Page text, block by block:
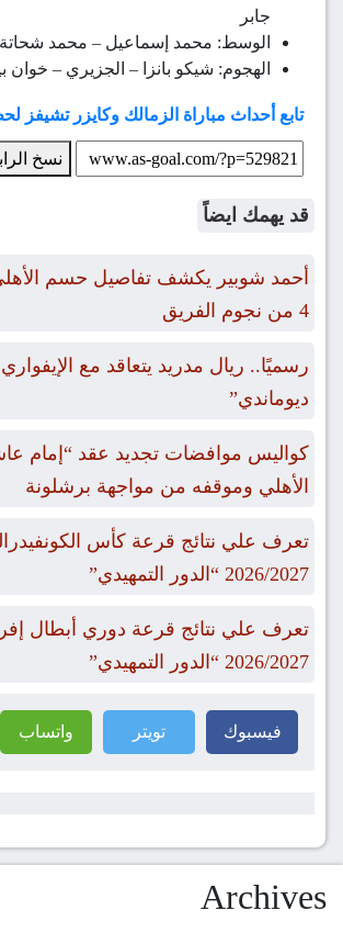
جابر
الوسط: محمد إسماعيل – محمد
الهجوم: شيكو بانزا – الجزيري – خوان
تابع أحداث مباراة الزمالك وكايزر تشيفز
نسخ
قد يهمك ايضاً
أحمد شوبير يكشف تفاصيل حسم
4 من نجوم الفريق
رسميًا.. ريال مدريد يتعاقد مع
ديوماندي”
كواليس موافضات تجديد عقد “إمام
الأهلي وموقفه من مواجهة برشلونة
تعرف علي نتائج قرعة كأس
2026/2027 “الدور التمهيدي”
تعرف علي نتائج قرعة دوري أبطال
2026/2027 “الدور التمهيدي”
فيسبوك تويتر واتساب
Archives